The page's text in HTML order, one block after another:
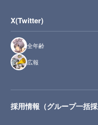
X(Twitter)
全年齢
広報
採用情報（グループ一括採